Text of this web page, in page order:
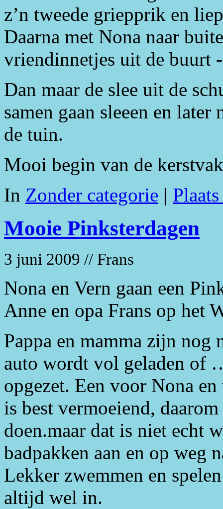
z’n tweede griepprik en
Daarna met Nona naar
vriendinnetjes uit de buurt
Dan maar de slee uit de
samen gaan sleeen en
de tuin.
Mooi begin van de
In Zonder categorie |
Mooie Pinksterdagen
3 juni 2009 // Frans
Nona en Vern gaan een
Anne en opa Frans op het
Pappa en mamma zijn nog
auto wordt vol geladen of
opgezet. Een voor Nona
is best vermoeiend,
doen.maar dat is niet echt
badpakken aan en op weg
Lekker zwemmen en
altijd wel in.